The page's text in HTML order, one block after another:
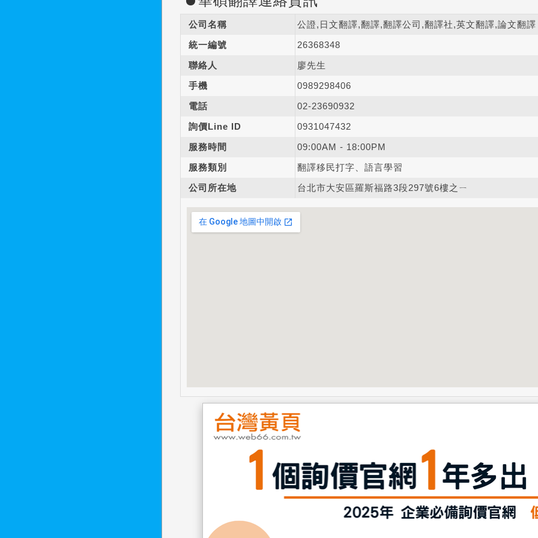
公司名稱
公證,日文翻譯,翻譯,翻譯公司,翻譯社,英文翻譯,論文翻
統一編號
26368348
聯絡人
廖先生
手機
0989298406
電話
02-23690932
詢價Line ID
0931047432
服務時間
09:00AM - 18:00PM
服務類別
翻譯移民打字、語言學習
公司所在地
台北市大安區羅斯福路3段297號6樓之ㄧ